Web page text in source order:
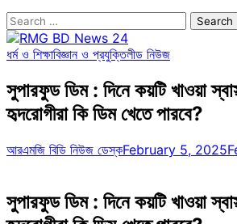
Search
for:
ধর্ম ও শিক্ষাবিজ্ঞান ও প্রযুক্তিলীড নিউজ
সুপারফুড ডিম : দিনে কয়টি খাওয়া
হৃদরোগীরা কি ডিম খেতে পারবে?
আরএমজি বিডি নিউজ ডেস্কFebruary 5, 2025
সুপারফুড ডিম : দিনে কয়টি খাওয়া